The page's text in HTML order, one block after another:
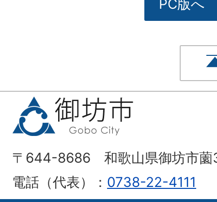
PC版へ
〒644-8686 和歌山県御坊市薗
電話（代表）： 0738-22-4111